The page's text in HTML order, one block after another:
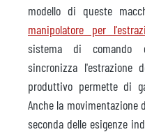
modello di queste
manipolatore per
sistema di comando
sincronizza
produttivo permette di
Anche la movimentazione
seconda delle esigenze